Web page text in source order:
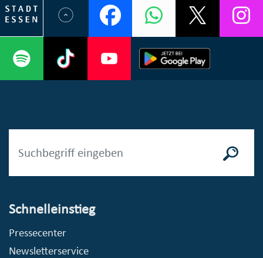
Schnelleinstieg
Pressecenter
Newsletterservice